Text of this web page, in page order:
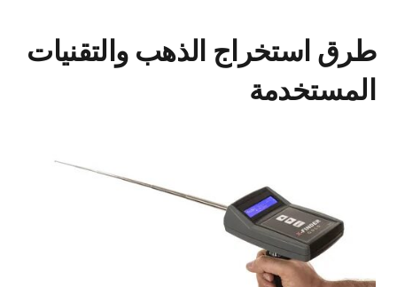
طرق استخراج الذهب والتقنيات
المستخدمة